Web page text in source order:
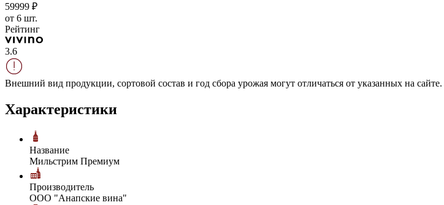
59999 ₽
от 6 шт.
Рейтинг
3.6
Внешний вид продукции, сортовой состав и год сбора урожая могут отличаться от указанных на сайте.
Характеристики
Название
Мильстрим Премиум
Производитель
ООО "Анапские вина"